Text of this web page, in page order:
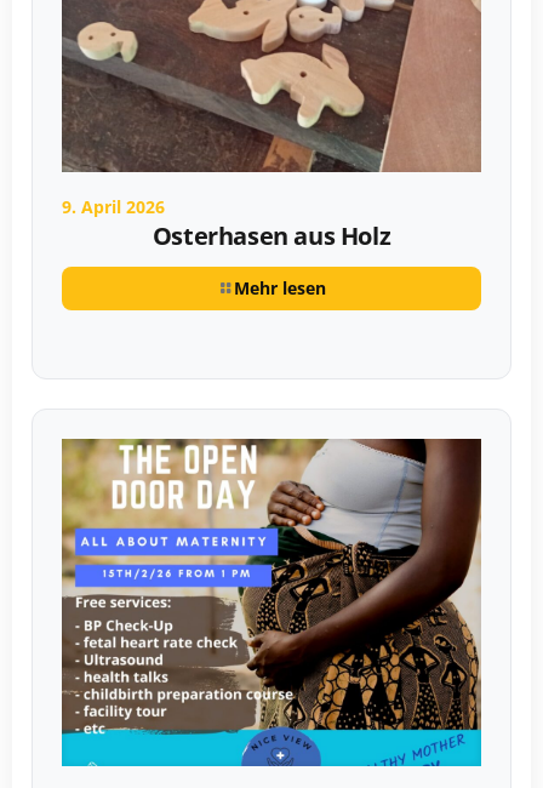
9. April 2026
Osterhasen aus Holz
Mehr lesen